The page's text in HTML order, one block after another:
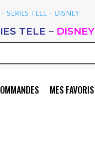
TELE – DISNEY
MES FAVORIS